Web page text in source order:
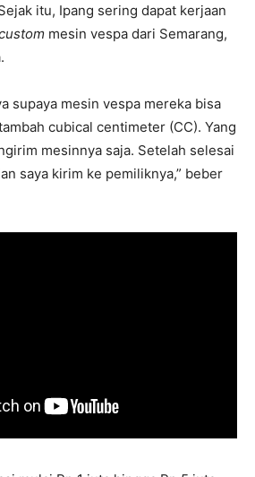
itu, Ipang sering dapat kerjaan
mesin vespa dari Semarang,
supaya mesin vespa mereka bisa
cubical centimeter (CC). Yang
mesinnya saja. Setelah selesai
saya kirim ke pemiliknya,” beber